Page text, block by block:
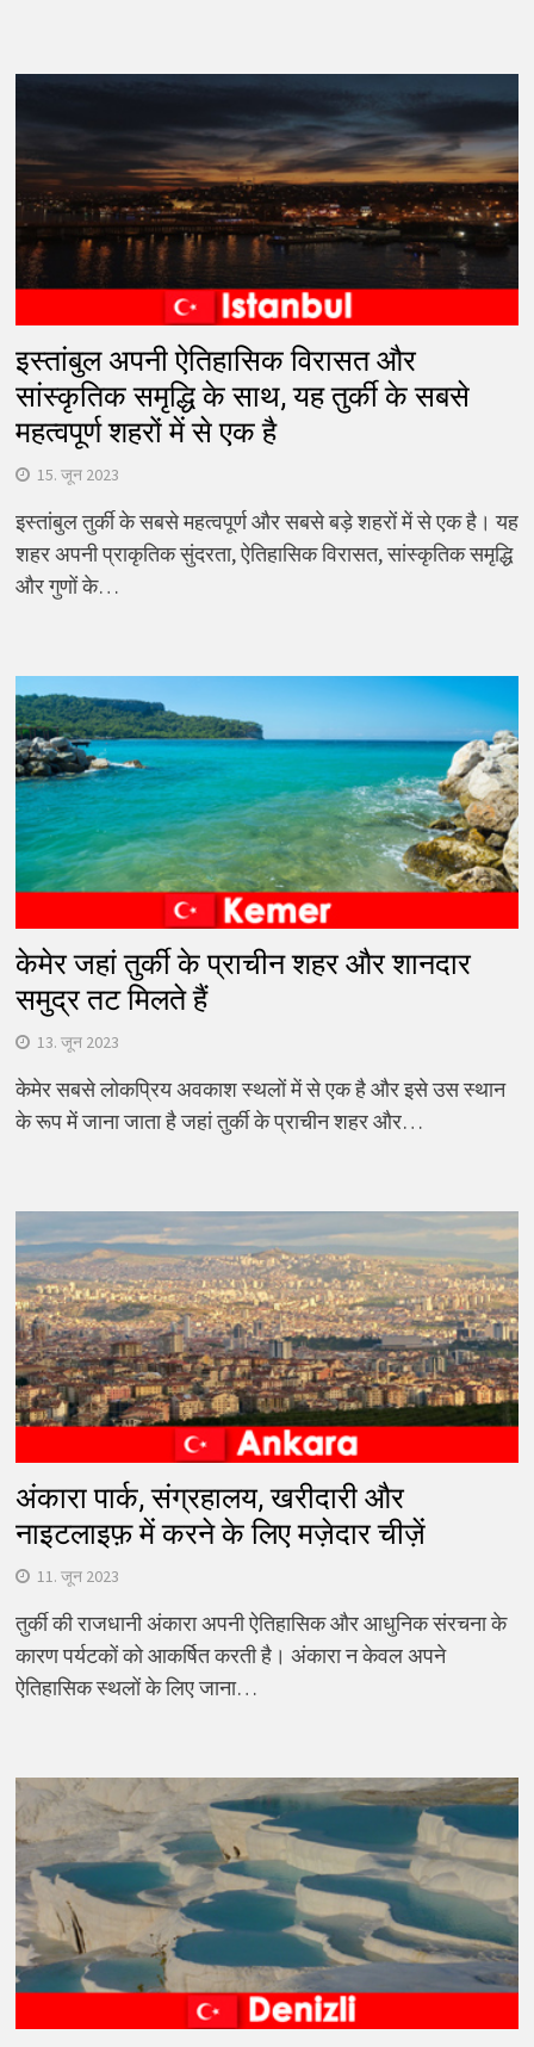
इस्तांबुल अपनी ऐतिहासिक विरासत और
सांस्कृतिक समृद्धि के साथ, यह तुर्की के सबसे
महत्वपूर्ण शहरों में से एक है
15. जून 2023
इस्तांबुल तुर्की के सबसे महत्वपूर्ण और सबसे बड़े शहरों में से एक है। यह
शहर अपनी प्राकृतिक सुंदरता, ऐतिहासिक विरासत, सांस्कृतिक समृद्धि
और गुणों के…
केमेर जहां तुर्की के प्राचीन शहर और शानदार
समुद्र तट मिलते हैं
13. जून 2023
केमेर सबसे लोकप्रिय अवकाश स्थलों में से एक है और इसे उस स्थान
के रूप में जाना जाता है जहां तुर्की के प्राचीन शहर और…
अंकारा पार्क, संग्रहालय, खरीदारी और
नाइटलाइफ़ में करने के लिए मज़ेदार चीज़ें
11. जून 2023
तुर्की की राजधानी अंकारा अपनी ऐतिहासिक और आधुनिक संरचना के
कारण पर्यटकों को आकर्षित करती है। अंकारा न केवल अपने
ऐतिहासिक स्थलों के लिए जाना…